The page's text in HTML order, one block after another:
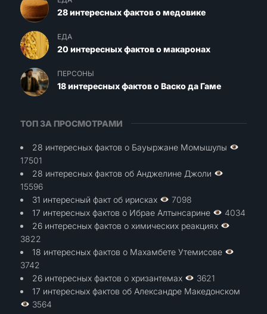
28 интересных фактов о медовике
ЕДА
20 интересных фактов о макаронах
ПЕРСОНЫ
18 интересных фактов о Васко да Гаме
ТОП ЗА ПРОСМОТРАМИ
28 интересных фактов о Бауыржане Момышулы
17501
28 интересных фактов об Анджелине Джоли
15596
31 интересный факт об ирисках
7098
17 интересных фактов о Ибрае Алтынсарине
4034
26 интересных фактов о химических реакциях
3822
18 интересных фактов о Махамбете Утемисове
3742
26 интересных фактов о хризантемах
3621
17 интересных фактов об Александре Македонском
3564